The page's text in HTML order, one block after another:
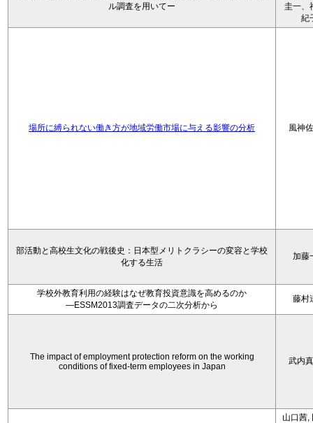
ル調査を用いてー
圭一、
紀
場所に縛られない働き方が地域労働市場に与える影響の分析 風神
部活動と高校生文化の戦後史：日本型メリトクラシーの変容と学校
化する生活
加藤
学校外教育利用の経験はなぜ教育投資意識を高めるのか
―ESSM2013調査データの二次分析から
藤村
The impact of employment protection reform on the working
conditions of fixed-term employees in Japan
武内
山口茜,